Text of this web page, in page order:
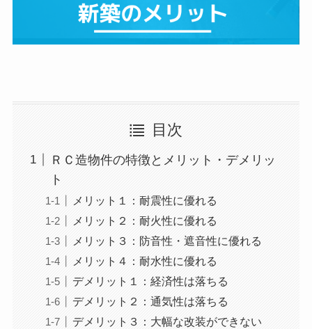
目次
ＲＣ造物件の特徴とメリット・デメリッ
ト
メリット１：耐震性に優れる
メリット２：耐火性に優れる
メリット３：防音性・遮音性に優れる
メリット４：耐水性に優れる
デメリット１：経済性は落ちる
デメリット２：通気性は落ちる
デメリット３：大幅な改装ができない